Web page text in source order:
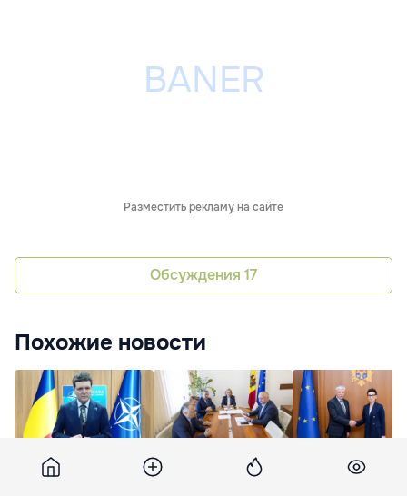
Разместить рекламу на сайте
Обсуждения 17
Похожие новости
Никушор Дан
призвал союзников
Молдова и Турция
начали переговоры о
Молдова и
Азербайджан